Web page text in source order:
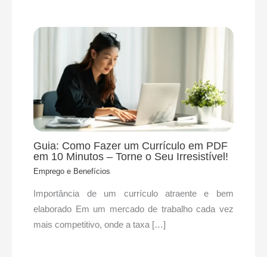
Guia: Como Fazer um Currículo em PDF
em 10 Minutos – Torne o Seu Irresistível!
Emprego e Benefícios
​Importância de um currículo atraente e bem
elaborado Em um mercado de trabalho cada vez
mais competitivo, onde a taxa […]